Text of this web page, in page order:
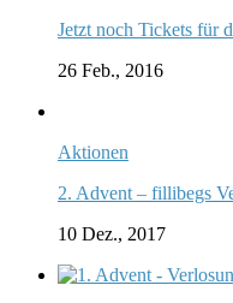
Jetzt noch Tickets für
26 Feb., 2016
Aktionen
2. Advent – fillibegs
10 Dez., 2017